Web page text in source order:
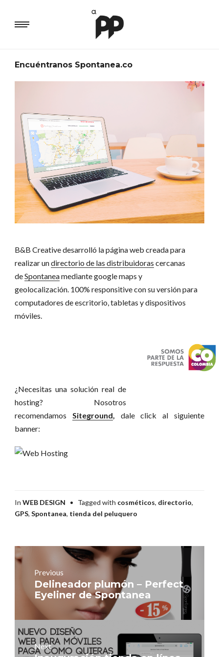
Encuéntranos Spontanea.co
B&B Creative desarrolló la página web creada para
realizar undirectorio de las distribuidoras cercanas
deSpontaneamediante google maps y
geolocalización. 100% responsitive con su versión para
computadores de escritorio, tabletas y dispositivos
móviles.
¿Necesitas una solución real de
hosting? Nosotros
recomendamos Siteground, dale click al siguiente
banner:
Categories
In WEB DESIGN Tagged with cosméticos, directorio,
GPS, Spontanea, tienda del peluquero
Navegación
de
entradas
Previous
post:
Delineador plumón – Perfect
Eyeliner de Spontanea
NextNext